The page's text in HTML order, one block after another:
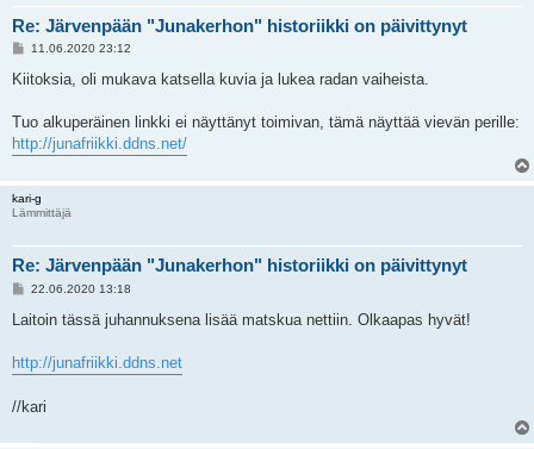
Re: Järvenpään "Junakerhon" historiikki on päivittynyt
V
e
i
11.06.2020 23:12
Kiitoksia, oli mukava katsella kuvia ja lukea radan vaiheista.
Tuo alkuperäinen linkki ei näyttänyt toimivan, tämä näyttää vievän perille:
http://junafriikki.ddns.net/
kari-g
Lämmittäjä
Re: Järvenpään "Junakerhon" historiikki on päivittynyt
V
e
i
22.06.2020 13:18
Laitoin tässä juhannuksena lisää matskua nettiin. Olkaapas hyvät!
http://junafriikki.ddns.net
//kari